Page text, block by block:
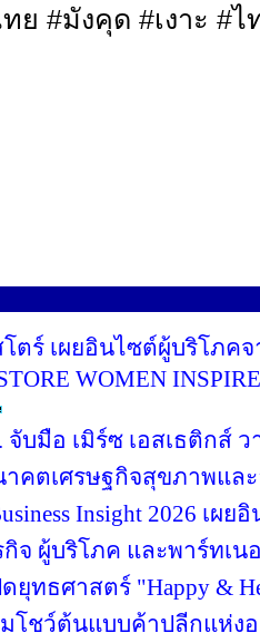
ย #มังคุด #เงาะ #ไ
ตร์ เผยอินไซต์ผู้บริโภค
WOMEN
บมือ เมิร์ซ เอสเธติกส์ ว
คตเศรษฐกิจสุขภาพแล
Insight 2026 เผ
จ ผู้บริโภค และพาร์ทเน
ยุทธศาสตร์ "Happy &
โชว์ต้นแบบค้าปลีกแห่ง